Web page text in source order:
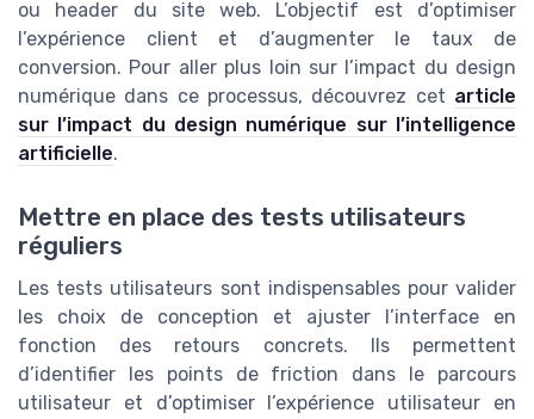
ou header du site web. L’objectif est d’optimiser
l’expérience client et d’augmenter le taux de
conversion. Pour aller plus loin sur l’impact du design
numérique dans ce processus, découvrez cet article
sur l’impact du design numérique sur l’intelligence
artificielle.
Mettre en place des tests utilisateurs
réguliers
Les tests utilisateurs sont indispensables pour valider
les choix de conception et ajuster l’interface en
fonction des retours concrets. Ils permettent
d’identifier les points de friction dans le parcours
utilisateur et d’optimiser l’expérience utilisateur en